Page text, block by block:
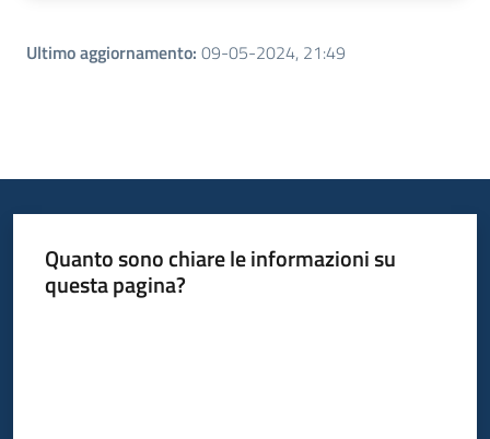
Ultimo aggiornamento: 09-05-2024, 21:49
Quanto sono chiare le informazioni su
questa pagina?